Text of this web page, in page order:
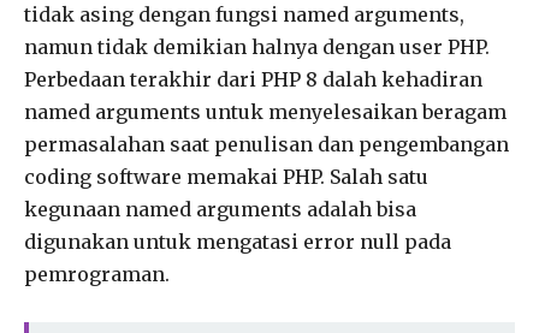
tidak asing dengan fungsi named arguments,
namun tidak demikian halnya dengan user PHP.
Perbedaan terakhir dari PHP 8 dalah kehadiran
named arguments untuk menyelesaikan beragam
permasalahan saat penulisan dan pengembangan
coding software memakai PHP. Salah satu
kegunaan named arguments adalah bisa
digunakan untuk mengatasi error null pada
pemrograman.